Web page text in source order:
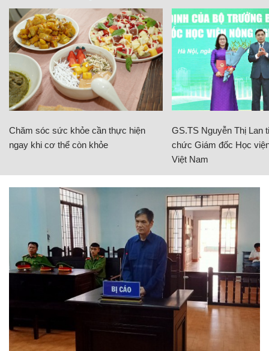
Chăm sóc sức khỏe cần thực hiện
ngay khi cơ thể còn khỏe
GS.TS Nguyễn Thị Lan
chức Giám đốc Học
Việt Nam